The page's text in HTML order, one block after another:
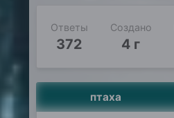
Ответы
372
Создано
4 г
птаха